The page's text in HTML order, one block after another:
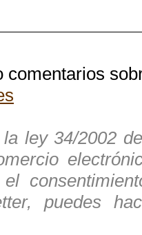
comentarios
ley 34/2002
el
puedes